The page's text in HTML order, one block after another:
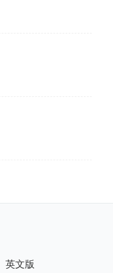
英文版